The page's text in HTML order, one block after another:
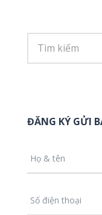
ĐĂNG KÝ GỬI